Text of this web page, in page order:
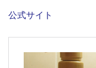
公式サイト